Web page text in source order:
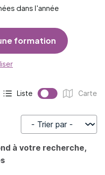
dans l'année
formation
Affichage actif :
Liste
Affichage :
Carte
Trier par
à votre recherche,